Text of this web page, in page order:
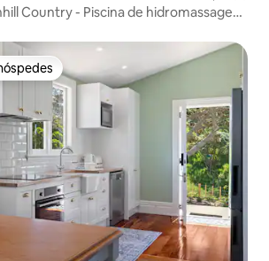
Country - Piscina de hidromassagem
preferidos dos hóspedes